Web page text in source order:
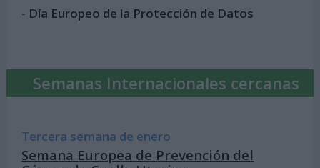
- Día Europeo de la Protección de Datos
Semanas Internacionales cercanas
Tercera semana de enero
Semana Europea de Prevención del